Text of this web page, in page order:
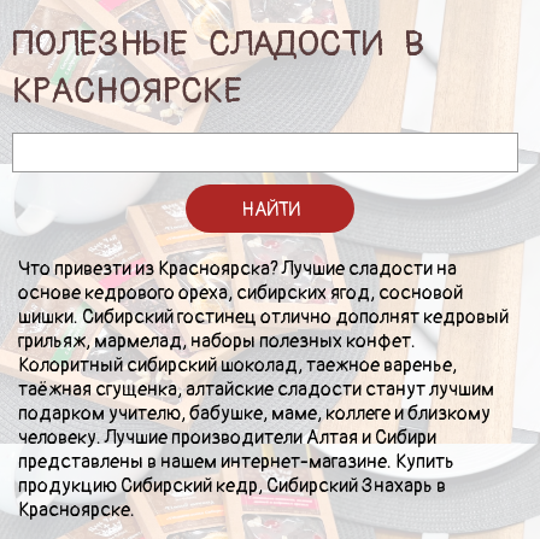
ПОДАРКИ И ПОДАРОЧНЫЕ НАБОРЫ
БЛОГ
КОНТАКТЫ
ПОЛЕЗНЫЕ СЛАДОСТИ В
КРАСНОЯРСКЕ
НАЙТИ
Что привезти из Красноярска? Лучшие сладости на
основе кедрового ореха, сибирских ягод, сосновой
шишки. Сибирский гостинец отлично дополнят кедровый
грильяж, мармелад, наборы полезных конфет.
Колоритный сибирский шоколад, таежное варенье,
таёжная сгущенка, алтайские сладости станут лучшим
подарком учителю, бабушке, маме, коллеге и близкому
человеку. Лучшие производители Алтая и Сибири
представлены в нашем интернет-магазине. Купить
продукцию Сибирский кедр, Сибирский Знахарь в
Красноярске.